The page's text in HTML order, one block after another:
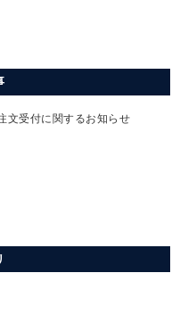
文受付に関するお知らせ